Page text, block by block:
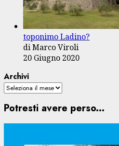
toponimo Ladino?
di Marco Viroli
20 Giugno 2020
Archivi
Potresti avere perso...